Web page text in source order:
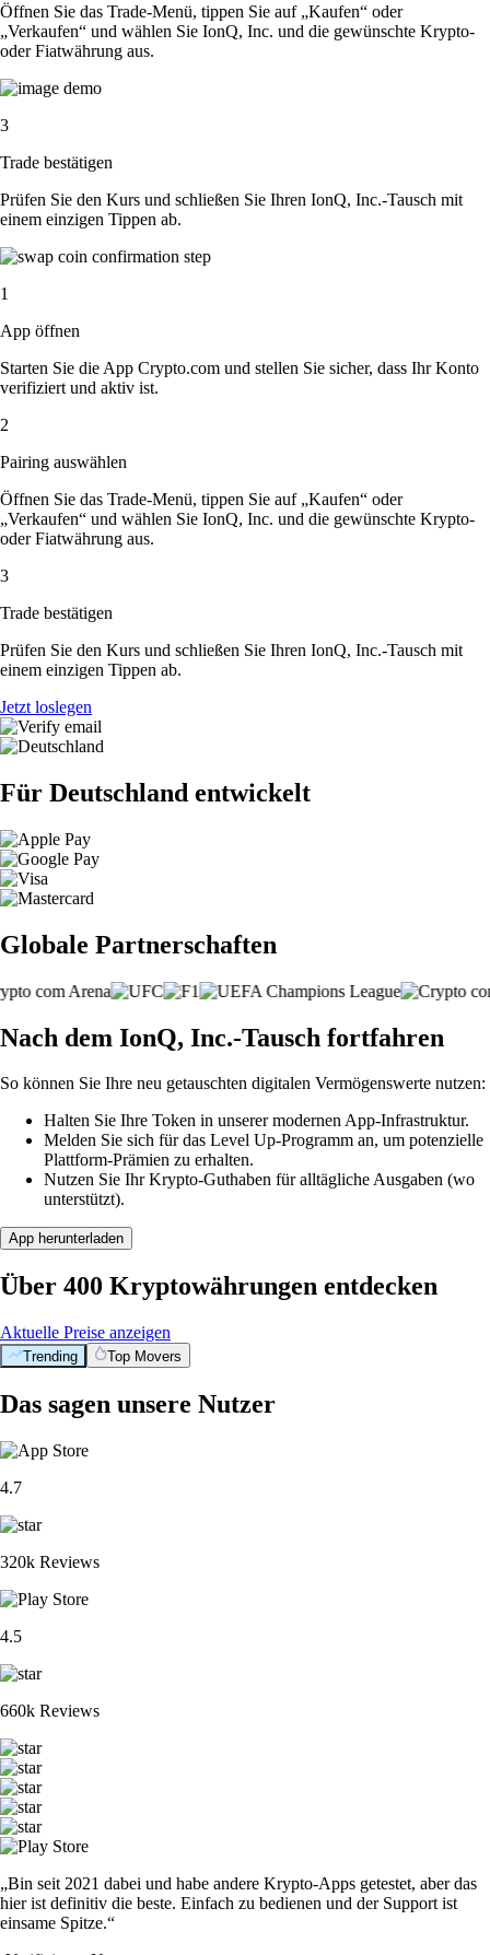
Öffnen Sie das Trade-Menü, tippen Sie auf „Kaufen“ oder
„Verkaufen“ und wählen Sie IonQ, Inc. und die gewünschte Krypto-
oder Fiatwährung aus.
3
Trade bestätigen
Prüfen Sie den Kurs und schließen Sie Ihren IonQ, Inc.-Tausch mit
einem einzigen Tippen ab.
1
App öffnen
Starten Sie die App Crypto.com und stellen Sie sicher, dass Ihr Konto
verifiziert und aktiv ist.
2
Pairing auswählen
Öffnen Sie das Trade-Menü, tippen Sie auf „Kaufen“ oder
„Verkaufen“ und wählen Sie IonQ, Inc. und die gewünschte Krypto-
oder Fiatwährung aus.
3
Trade bestätigen
Prüfen Sie den Kurs und schließen Sie Ihren IonQ, Inc.-Tausch mit
einem einzigen Tippen ab.
Jetzt loslegen
Für Deutschland entwickelt
Globale Partnerschaften
Nach dem IonQ, Inc.-Tausch fortfahren
So können Sie Ihre neu getauschten digitalen Vermögenswerte nutzen:
Halten Sie Ihre Token in unserer modernen App-Infrastruktur.
Melden Sie sich für das Level Up-Programm an, um potenzielle
Plattform-Prämien zu erhalten.
Nutzen Sie Ihr Krypto-Guthaben für alltägliche Ausgaben (wo
unterstützt).
App herunterladen
Über 400 Kryptowährungen entdecken
Aktuelle Preise anzeigen
Trending Top Movers
Das sagen unsere Nutzer
4.7
320k Reviews
4.5
660k Reviews
„Bin seit 2021 dabei und habe andere Krypto-Apps getestet, aber das
hier ist definitiv die beste. Einfach zu bedienen und der Support ist
einsame Spitze.“